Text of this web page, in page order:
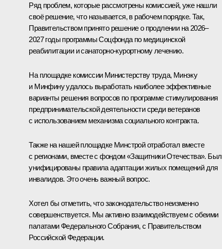
Ряд проблем, которые рассмотрены комиссией, уже нашли
своё решение, что называется, в рабочем порядке. Так,
Правительством принято решение о продлении на 2026–
2027 годы программы Соцфонда по медицинской
реабилитации и санаторно-курортному лечению.
На площадке комиссии Министерству труда, Минэку
и Минфину удалось выработать наиболее эффективные
варианты решения вопросов по программе стимулирования
предпринимательской деятельности среди ветеранов
с использованием механизма социального контракта.
Также на нашей площадке Минстрой отработал вместе
с регионами, вместе с фондом «Защитники Отечества».
унифицированы правила адаптации жилых помещений для
инвалидов. Это очень важный вопрос.
Хотел бы отметить, что законодательство неизменно
совершенствуется. Мы активно взаимодействуем с обеими
палатами Федерального Собрания, с Правительством
Российской Федерации.